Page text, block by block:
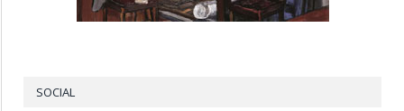
SOCIAL